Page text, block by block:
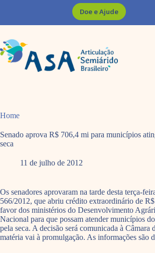
Doe e Ajude
Home
Senado aprova R$ 706,4 mi para municípios
seca
11 de julho de 2012
Os senadores aprovaram na tarde desta terça-
566/2012, que abriu crédito extraordinário de
favor dos ministérios do Desenvolvimento
Nacional para que possam atender municípios
pela seca. A decisão será comunicada à Câmara
matéria vai à promulgação. As informações são